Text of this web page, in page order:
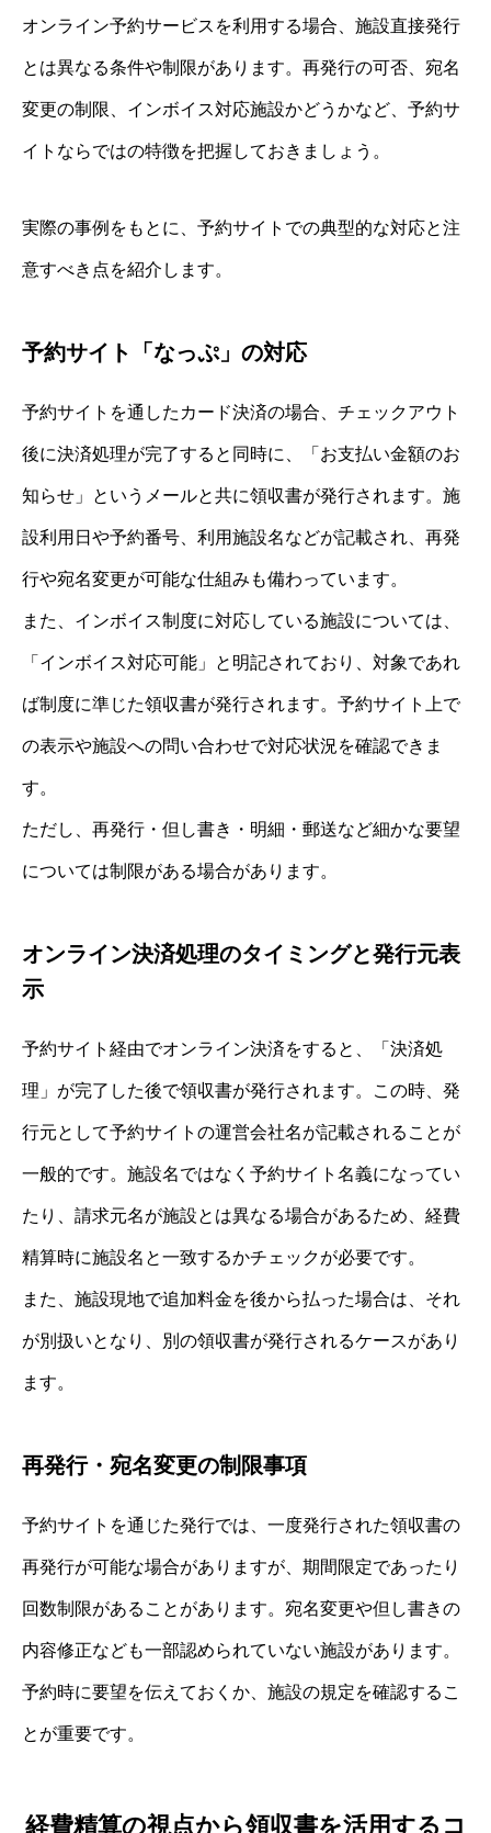
オンライン予約サービスを利用する場合、施設直接発行
とは異なる条件や制限があります。再発行の可否、宛名
変更の制限、インボイス対応施設かどうかなど、予約サ
イトならではの特徴を把握しておきましょう。
実際の事例をもとに、予約サイトでの典型的な対応と注
意すべき点を紹介します。
予約サイト「なっぷ」の対応
予約サイトを通したカード決済の場合、チェックアウト
後に決済処理が完了すると同時に、「お支払い金額のお
知らせ」というメールと共に領収書が発行されます。施
設利用日や予約番号、利用施設名などが記載され、再発
行や宛名変更が可能な仕組みも備わっています。
また、インボイス制度に対応している施設については、
「インボイス対応可能」と明記されており、対象であれ
ば制度に準じた領収書が発行されます。予約サイト上で
の表示や施設への問い合わせで対応状況を確認できま
す。
ただし、再発行・但し書き・明細・郵送など細かな要望
については制限がある場合があります。
オンライン決済処理のタイミングと発行元表
示
予約サイト経由でオンライン決済をすると、「決済処
理」が完了した後で領収書が発行されます。この時、発
行元として予約サイトの運営会社名が記載されることが
一般的です。施設名ではなく予約サイト名義になってい
たり、請求元名が施設とは異なる場合があるため、経費
精算時に施設名と一致するかチェックが必要です。
また、施設現地で追加料金を後から払った場合は、それ
が別扱いとなり、別の領収書が発行されるケースがあり
ます。
再発行・宛名変更の制限事項
予約サイトを通じた発行では、一度発行された領収書の
再発行が可能な場合がありますが、期間限定であったり
回数制限があることがあります。宛名変更や但し書きの
内容修正なども一部認められていない施設があります。
予約時に要望を伝えておくか、施設の規定を確認するこ
とが重要です。
経費精算の視点から領収書を活用するコ